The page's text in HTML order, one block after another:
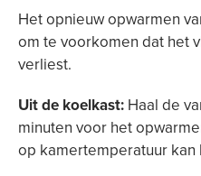
Het opnieuw opwarmen
om te voorkomen dat het
verliest.
Uit de koelkast: Haal de
minuten voor het
op kamertemperatuur kan